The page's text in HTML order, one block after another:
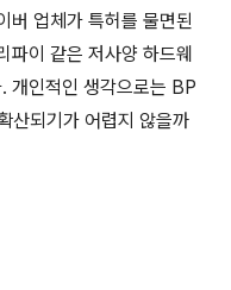
버 업체가 특허를 물면된
파이 같은 저사양 하드웨
개인적인 생각으로는 BP
산되기가 어렵지 않을까